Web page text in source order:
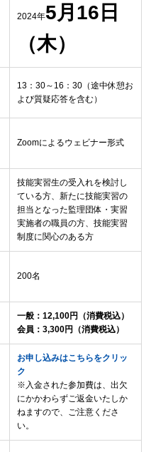
2024年5月16日
（木）
13：30～16：30（途中休憩お
よび質疑応答を含む）
Zoomによるウェビナー形式
技能実習生の受入れを検討し
ている方、新たに技能実習の
担当となった監理団体・実習
実施者の職員の方、技能実習
制度に関心のある方
200名
一般：12,100円（消費税込）
会員：3,300円（消費税込）
お申し込みはこちらをクリッ
ク
※入金された参加費は、出欠
にかかわらずご返金いたしか
ねますので、ご注意くださ
い。